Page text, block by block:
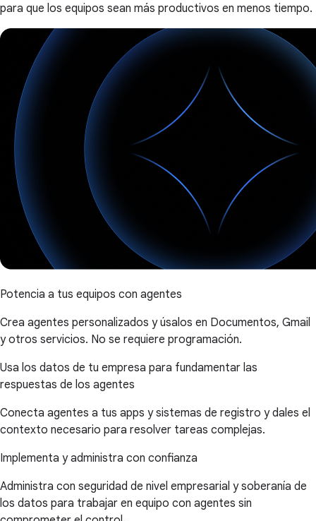
para que los equipos sean más productivos en menos tiempo.
Potencia a tus equipos con agentes
Crea agentes personalizados y úsalos en Documentos, Gmail
y otros servicios. No se requiere programación.
Usa los datos de tu empresa para fundamentar las
respuestas de los agentes
Conecta agentes a tus apps y sistemas de registro y dales el
contexto necesario para resolver tareas complejas.
Implementa y administra con confianza
Administra con seguridad de nivel empresarial y soberanía de
los datos para trabajar en equipo con agentes sin